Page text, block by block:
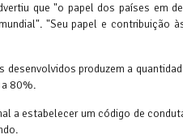
que "o papel dos países em
"Seu papel e contribuição
produzem a
a 80%.
a estabelecer um código de